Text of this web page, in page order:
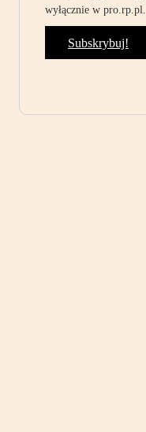
wyłącznie w pro.rp.pl.
Subskrybuj!